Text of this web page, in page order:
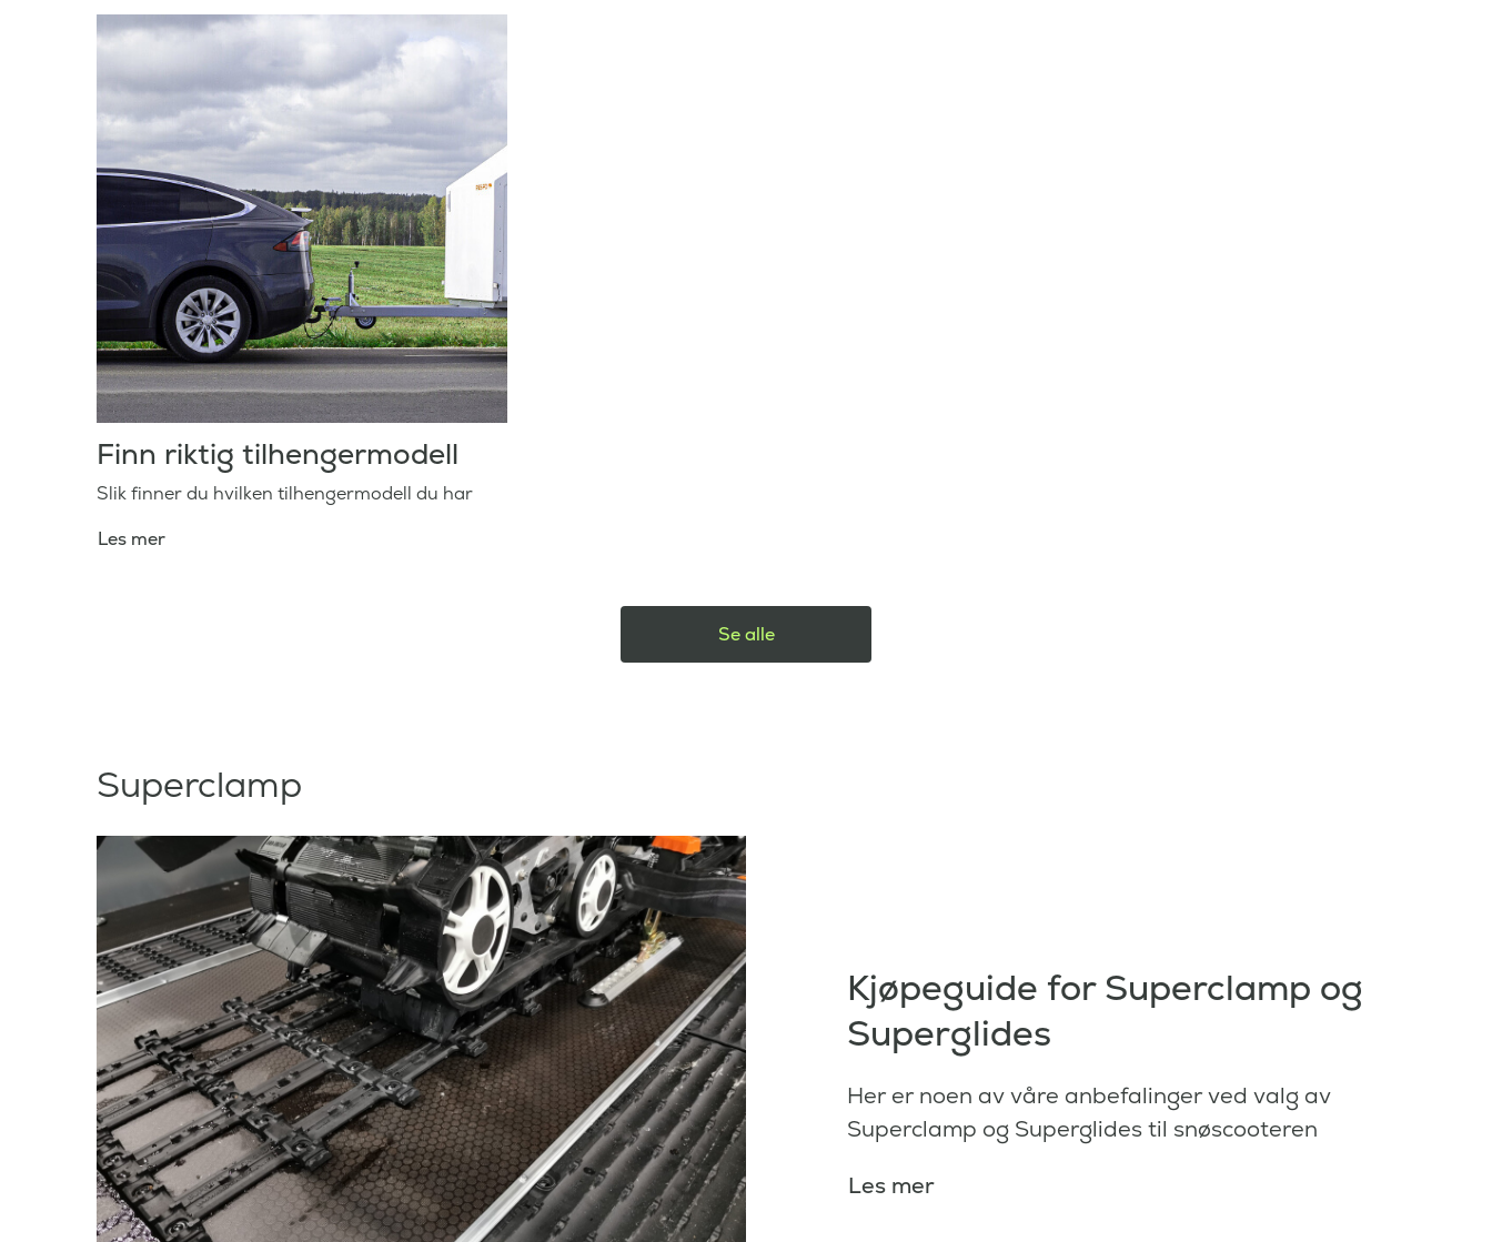
Finn riktig tilhengermodell
Slik finner du hvilken tilhengermodell du har
Les mer
Se alle
Superclamp
Kjøpeguide for Superclamp og
Superglides
Her er noen av våre anbefalinger ved valg av
Superclamp og Superglides til snøscooteren
Les mer